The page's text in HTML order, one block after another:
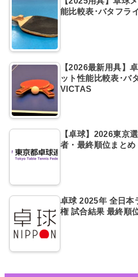
能比較表･バタフラ
【2026最新用具】
ット性能比較表･バ
VICTAS
【卓球】2026東京
者・最終順位まと
卓球 2025年 全日本
権 試合結果 最終順